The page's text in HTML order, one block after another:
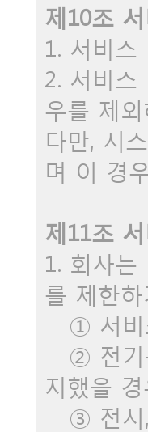
제10조
1. 서비스
2. 서비
우를 제
다만, 시
며 이 경
제11조
1. 회사
를 제한
① 서비
② 전기
지했을 경
③ 전시,